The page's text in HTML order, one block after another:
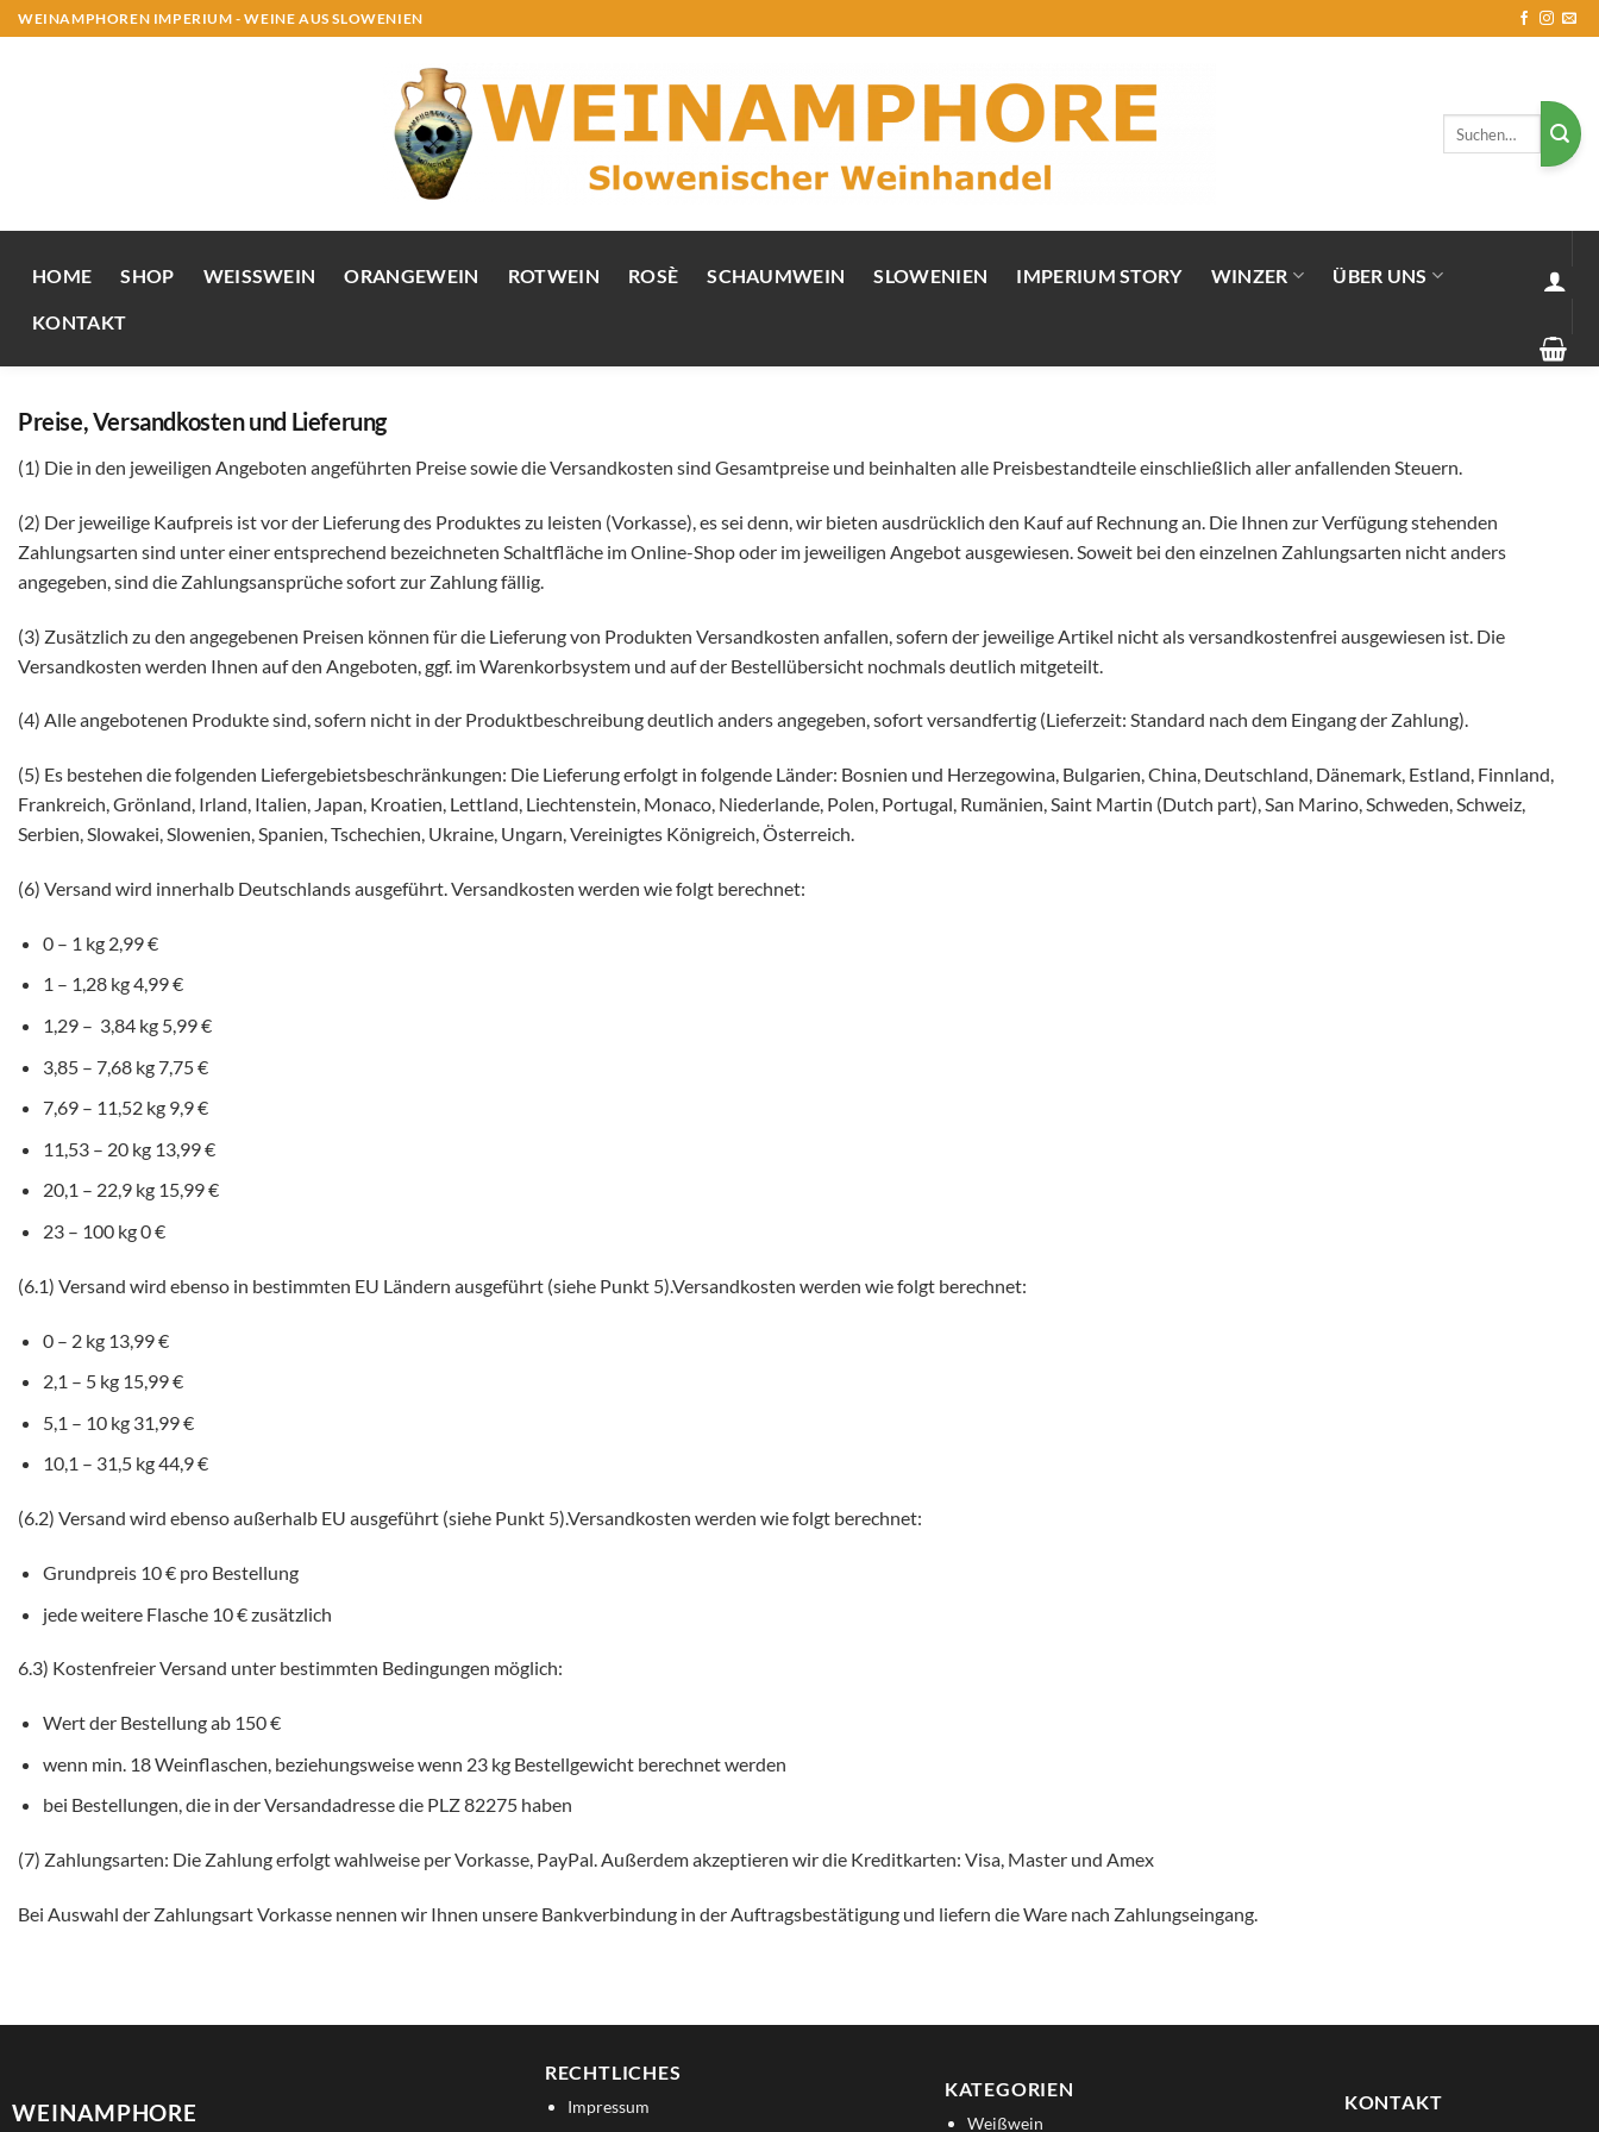
Zum
Inhalt
WEINAMPHOREN IMPERIUM - WEINE AUS SLOWENIEN
HOME SHOP WEISSWEIN ORANGEWEIN ROTWEIN ROSÈ SCHAUMWEIN SLOWENIEN IMPERIUM STORY WINZER ÜBER UNS
KONTAKT
Preise, Versandkosten und Lieferung
(1) Die in den jeweiligen Angeboten angeführten Preise sowie die Versandkosten sind Gesamtpreise und beinhalten alle Preisbestandteile einschließlich aller anfallenden Steuern.
(2) Der jeweilige Kaufpreis ist vor der Lieferung des Produktes zu leisten (Vorkasse), es sei denn, wir bieten ausdrücklich den Kauf auf Rechnung an. Die Ihnen zur Verfügung stehenden
Zahlungsarten sind unter einer entsprechend bezeichneten Schaltfläche im Online-Shop oder im jeweiligen Angebot ausgewiesen. Soweit bei den einzelnen Zahlungsarten nicht anders
angegeben, sind die Zahlungsansprüche sofort zur Zahlung fällig.
(3) Zusätzlich zu den angegebenen Preisen können für die Lieferung von Produkten Versandkosten anfallen, sofern der jeweilige Artikel nicht als versandkostenfrei ausgewiesen ist. Die
Versandkosten werden Ihnen auf den Angeboten, ggf. im Warenkorbsystem und auf der Bestellübersicht nochmals deutlich mitgeteilt.
(4) Alle angebotenen Produkte sind, sofern nicht in der Produktbeschreibung deutlich anders angegeben, sofort versandfertig (Lieferzeit: Standard nach dem Eingang der Zahlung).
(5) Es bestehen die folgenden Liefergebietsbeschränkungen: Die Lieferung erfolgt in folgende Länder: Bosnien und Herzegowina, Bulgarien, China, Deutschland, Dänemark, Estland, Finnland,
Frankreich, Grönland, Irland, Italien, Japan, Kroatien, Lettland, Liechtenstein, Monaco, Niederlande, Polen, Portugal, Rumänien, Saint Martin (Dutch part), San Marino, Schweden, Schweiz,
Serbien, Slowakei, Slowenien, Spanien, Tschechien, Ukraine, Ungarn, Vereinigtes Königreich, Österreich.
(6) Versand wird innerhalb Deutschlands ausgeführt. Versandkosten werden wie folgt berechnet:
0 – 1 kg 2,99 €
1 – 1,28 kg 4,99 €
1,29 – 3,84 kg 5,99 €
3,85 – 7,68 kg 7,75 €
7,69 – 11,52 kg 9,9 €
11,53 – 20 kg 13,99 €
20,1 – 22,9 kg 15,99 €
23 – 100 kg 0 €
(6.1) Versand wird ebenso in bestimmten EU Ländern ausgeführt (siehe Punkt 5).Versandkosten werden wie folgt berechnet:
0 – 2 kg 13,99 €
2,1 – 5 kg 15,99 €
5,1 – 10 kg 31,99 €
10,1 – 31,5 kg 44,9 €
(6.2) Versand wird ebenso außerhalb EU ausgeführt (siehe Punkt 5).Versandkosten werden wie folgt berechnet:
Grundpreis 10 € pro Bestellung
jede weitere Flasche 10 € zusätzlich
6.3) Kostenfreier Versand unter bestimmten Bedingungen möglich:
Wert der Bestellung ab 150 €
wenn min. 18 Weinflaschen, beziehungsweise wenn 23 kg Bestellgewicht berechnet werden
bei Bestellungen, die in der Versandadresse die PLZ 82275 haben
(7) Zahlungsarten: Die Zahlung erfolgt wahlweise per Vorkasse, PayPal. Außerdem akzeptieren wir die Kreditkarten: Visa, Master und Amex
Bei Auswahl der Zahlungsart Vorkasse nennen wir Ihnen unsere Bankverbindung in der Auftragsbestätigung und liefern die Ware nach Zahlungseingang.
WEINAMPHORE
RECHTLICHES
Impressum
KATEGORIEN
Weißwein
KONTAKT